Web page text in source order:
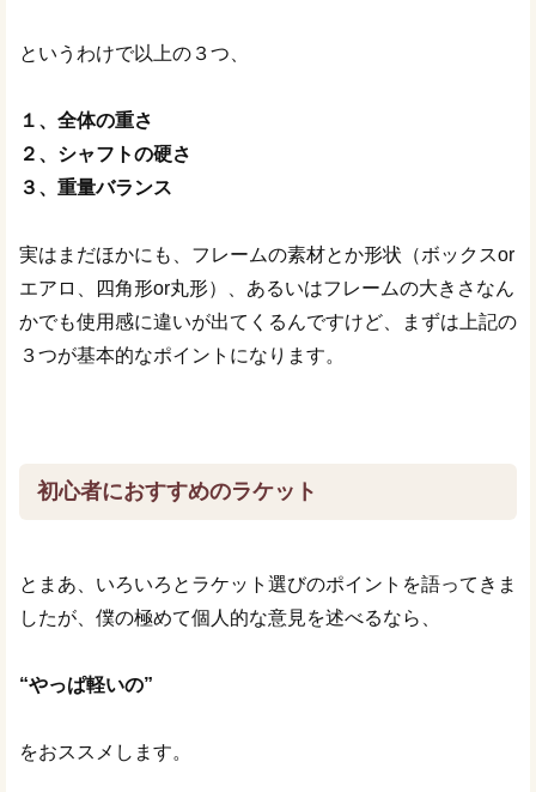
というわけで以上の３つ、
１、全体の重さ
２、シャフトの硬さ
３、重量バランス
実はまだほかにも、フレームの素材とか形状（ボックスor
エアロ、四角形or丸形）、あるいはフレームの大きさなん
かでも使用感に違いが出てくるんですけど、まずは上記の
３つが基本的なポイントになります。
初心者におすすめのラケット
とまあ、いろいろとラケット選びのポイントを語ってきま
したが、僕の極めて個人的な意見を述べるなら、
“やっぱ軽いの”
をおススメします。